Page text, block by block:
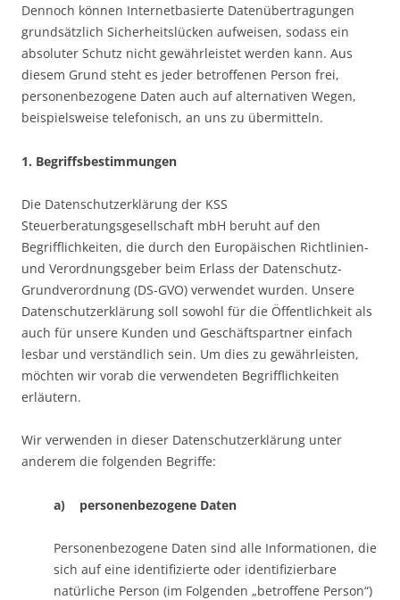
Dennoch können Internetbasierte Datenübertragungen
grundsätzlich Sicherheitslücken aufweisen, sodass ein
absoluter Schutz nicht gewährleistet werden kann. Aus
diesem Grund steht es jeder betroffenen Person frei,
personenbezogene Daten auch auf alternativen Wegen,
beispielsweise telefonisch, an uns zu übermitteln.
1. Begriffsbestimmungen
Die Datenschutzerklärung der KSS
Steuerberatungsgesellschaft mbH beruht auf den
Begrifflichkeiten, die durch den Europäischen Richtlinien-
und Verordnungsgeber beim Erlass der Datenschutz-
Grundverordnung (DS-GVO) verwendet wurden. Unsere
Datenschutzerklärung soll sowohl für die Öffentlichkeit als
auch für unsere Kunden und Geschäftspartner einfach
lesbar und verständlich sein. Um dies zu gewährleisten,
möchten wir vorab die verwendeten Begrifflichkeiten
erläutern.
Wir verwenden in dieser Datenschutzerklärung unter
anderem die folgenden Begriffe:
a) personenbezogene Daten
Personenbezogene Daten sind alle Informationen, die
sich auf eine identifizierte oder identifizierbare
natürliche Person (im Folgenden „betroffene Person“)